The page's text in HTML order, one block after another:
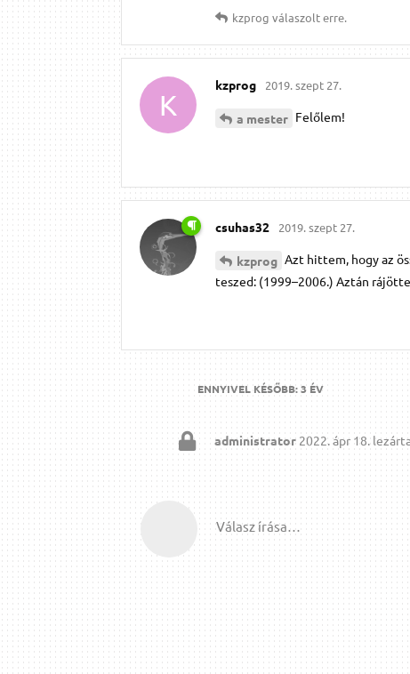
kzprog válaszolt erre.
K
kzprog 2019. szept 27.
a mester Felőlem!
csuhas32 2019. szept 27.
kzprog Azt hittem, hogy az
teszed: (1999–2006.) Aztán
ENNYIVEL KÉSŐBB:3 ÉV
administrator 2022. ápr 18.
Válasz írása…